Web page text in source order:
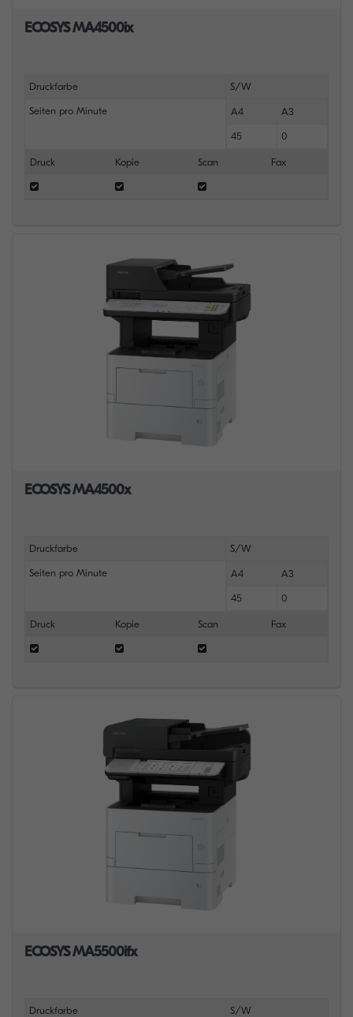
ECOSYS MA4500ix
Druckfarbe S/W
Seiten pro Minute A4 A3
45 0
Druck Kopie Scan Fax
ECOSYS MA4500x
Druckfarbe S/W
Seiten pro Minute A4 A3
45 0
Druck Kopie Scan Fax
ECOSYS MA5500ifx
Druckfarbe S/W